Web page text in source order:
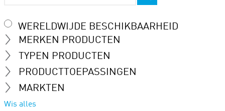
WERELDWIJDE BESCHIKBAARHEID
MERKEN PRODUCTEN
TYPEN PRODUCTEN
PRODUCTTOEPASSINGEN
MARKTEN
Wis alles